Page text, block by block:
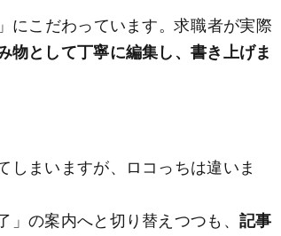
にこだわっています。求職者が実際
物として丁寧に編集し、書き上げま
しまいますが、ロコっちは違いま
の案内へと切り替えつつも、 記事